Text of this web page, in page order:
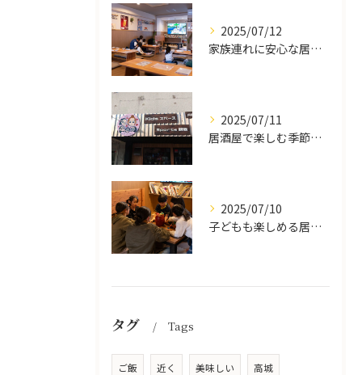
2025/07/12
家族連れに安心な居酒屋体験
2025/07/11
居酒屋で楽しむ季節の味覚と生中継スポーツ観戦
2025/07/10
子どもも楽しめる居酒屋の魅力
タグ Tags
ご飯 近く 美味しい 高城